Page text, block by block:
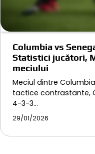
Columbia vs
Statistici jucători,
meciului
Meciul dintre
tactice contrastante,
4-3-3…
29/01/2026